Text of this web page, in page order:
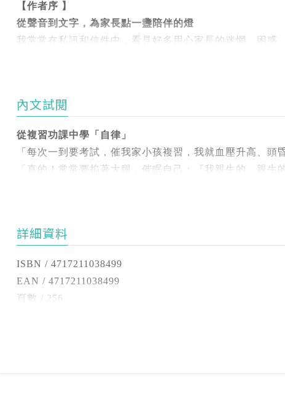
◎破解學習卡關：方法對了就會學！
本書深入剖析國語、數學、自然、社會四大科目的學習關
✓ 怎麼讓孩子自動自發，學得有成就感？
讓學習成為孩子生活的一部分，輕鬆提升學習表現。
◎掌握三階段轉折：小學六年不慌亂
-小一適應期：如何幫助孩子適應新環境，訓練生活自主
習挑戰。
-高年級挑戰期：孩子課業加深加重、人際關係與情緒複
小大人。
社團網站：fukacea4.weebly.com
Part 2 準備！大小考試與學科挑戰
10 自然重視實驗與觀察力
11 從複習功課中學「自律」
12 讓孩子進步的考後省思
同場加映2 中年級，學習斷崖的關鍵期
15 人際溝通與社交技巧
【作者序 】
從聲音到文字，為家長點一盞陪伴的燈
我常常在私訊和信件中，看見好多用心家長的迷惘、困惑
開啟了「小學生診聊室」，開始用聲音陪伴家長，把一個
在節目中談論的主題包含：課業、學習、閱讀、寫作、人
家事、時間管理、3C素養等，初期我主要以演講時，家
能是什麼？」
「正常的狀況應該是如何？」
「如果能事先預防，該注意什麼？」
內文試閱
從複習功課中學「自律」
「每次一到要考試，催我家小孩複習，我就血壓升高、頭
「真的！常常要掐著大腿，催眠自己：『我親生的、親生
你在教養上，是會幫忙複習的「牧羊人」，還是一題題盯
此，若希望孩子能夠學會自律，家長在面對孩子時，首
詳細資料
ISBN / 4717211038499
EAN / 4717211038499
頁數 / 256